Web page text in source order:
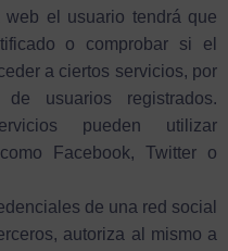
el usuario tendrá que
o comprobar si el
a ciertos servicios, por
usuarios registrados.
pueden utilizar
Facebook, Twitter o
de una red social
autoriza al mismo a